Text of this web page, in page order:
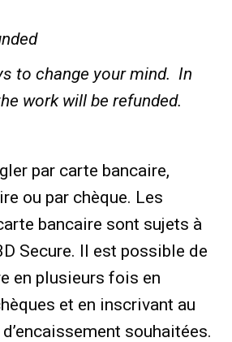
to change your mind. In
work will be refunded.
par carte bancaire,
ou par chèque. Les
bancaire sont sujets à
Secure. Il est possible de
en plusieurs fois en
et en inscrivant au
souhaitées.